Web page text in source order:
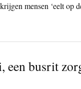
mensen ‘eelt op
een busrit